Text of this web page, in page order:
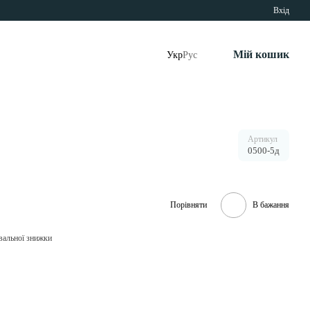
Вхід
УкрРус Мій кошик
Артикул
0500-5д
Порівняти В бажання
знижки